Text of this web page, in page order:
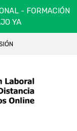
- FORMACIÓN
YA